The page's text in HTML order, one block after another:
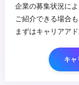
企業の募集状況に
ご紹介できる場合も
まずはキャリアア
キャ